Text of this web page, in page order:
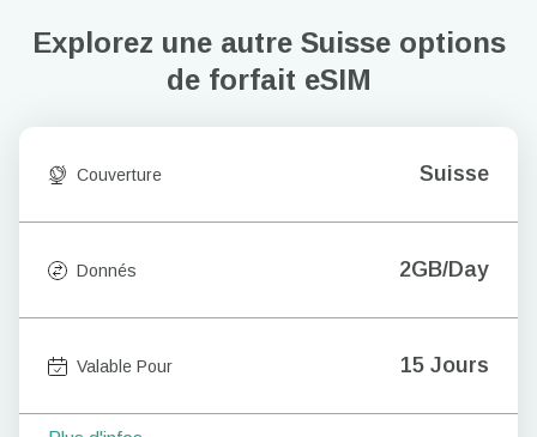
Explorez une autre Suisse options
de forfait eSIM
Couverture Suisse
Donnés 2GB/Day
Valable Pour 15 Jours